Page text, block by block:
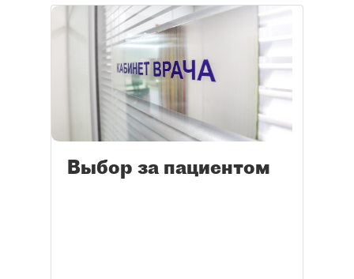
Выбор за пациентом